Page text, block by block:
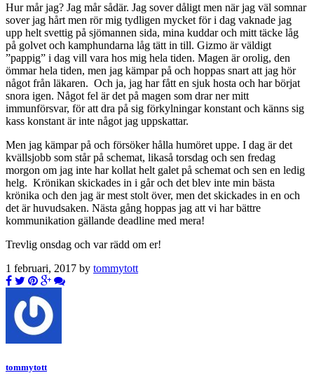
Hur mår jag? Jag mår sådär. Jag sover dåligt men när jag väl somnar
sover jag hårt men rör mig tydligen mycket för i dag vaknade jag
upp helt svettig på sjömannen sida, mina kuddar och mitt täcke låg
på golvet och kamphundarna låg tätt in till. Gizmo är väldigt
”pappig” i dag vill vara hos mig hela tiden. Magen är orolig, den
ömmar hela tiden, men jag kämpar på och hoppas snart att jag hör
något från läkaren. Och ja, jag har fått en sjuk hosta och har börjat
snora igen. Något fel är det på magen som drar ner mitt
immunförsvar, för att dra på sig förkylningar konstant och känns sig
kass konstant är inte något jag uppskattar.
Men jag kämpar på och försöker hålla humöret uppe. I dag är det
kvällsjobb som står på schemat, likaså torsdag och sen fredag
morgon om jag inte har kollat helt galet på schemat och sen en ledig
helg. Krönikan skickades in i går och det blev inte min bästa
krönika och den jag är mest stolt över, men det skickades in en och
det är huvudsaken. Nästa gång hoppas jag att vi har bättre
kommunikation gällande deadline med mera!
Trevlig onsdag och var rädd om er!
1 februari, 2017 by tommytott
tommytott